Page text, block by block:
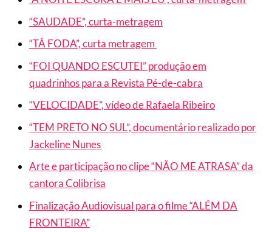
“SAUDADE”, curta-metragem
“TÁ FODA”, curta metragem
“FOI QUANDO ESCUTEI” produção em
quadrinhos para a Revista Pé-de-cabra
“VELOCIDADE”, vídeo de Rafaela Ribeiro
“TEM PRETO NO SUL”, documentário realizado por
Jackeline Nunes
Arte e participação no clipe“NÃO ME ATRASA” da
cantora Colibrisa
Finalização Audiovisual para o filme “ALÉM DA
FRONTEIRA”